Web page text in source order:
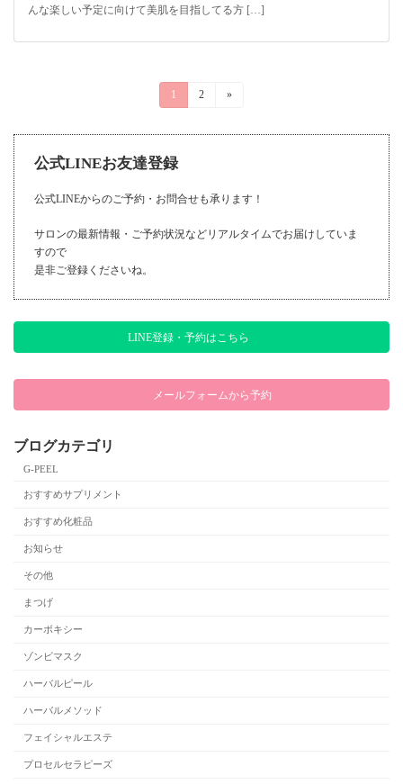
んな楽しい予定に向けて美肌を目指してる方 […]
の
ペ
ー
ジ
送
り
固
定
ジ
1
固
2 »
公式LINEお友達登録
公式LINEからのご予約・お問合せも承ります！
サロンの最新情報・ご予約状況などリアルタイムでお届けしていま
すので
是非ご登録くださいね。
LINE登録・予約はこちら
メールフォームから予約
ブログカテゴリ
G-PEEL
おすすめサプリメント
おすすめ化粧品
お知らせ
その他
まつげ
カーボキシー
ゾンビマスク
ハーバルピール
ハーバルメソッド
フェイシャルエステ
プロセルセラピーズ